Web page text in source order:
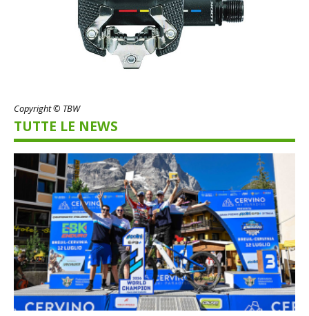
Copyright © TBW
TUTTE LE NEWS